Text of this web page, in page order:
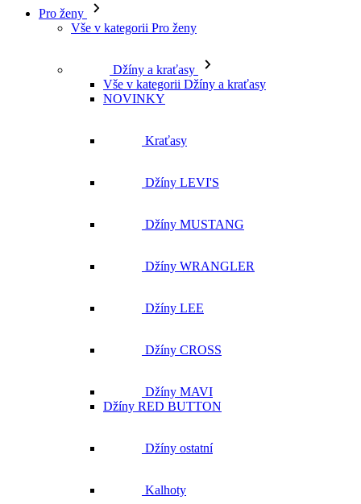
Pro ženy
Vše v kategorii Pro ženy
Džíny a kraťasy
Vše v kategorii Džíny a kraťasy
NOVINKY
Kraťasy
Džíny LEVI'S
Džíny MUSTANG
Džíny WRANGLER
Džíny LEE
Džíny CROSS
Džíny MAVI
Džíny RED BUTTON
Džíny ostatní
Kalhoty